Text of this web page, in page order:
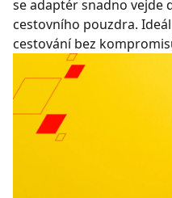
se adaptér snadno vejde
cestovního pouzdra.
cestování bez